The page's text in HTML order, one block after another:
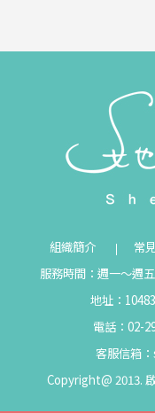
組織簡介 常
服務時間：週一～週
地址：
電話：02-
客服信箱：
Copyright@ 2013.